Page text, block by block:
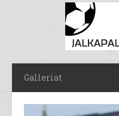
Galleriat